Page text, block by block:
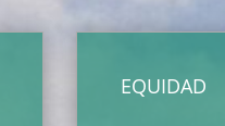
EQUIDAD